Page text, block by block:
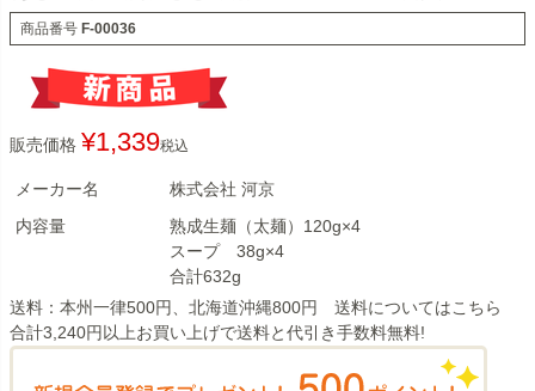
商品番号 F-00036
販売価格 ¥1,339税込
メーカー名
株式会社 河京
内容量
熟成生麺（太麺）120g×4
スープ 38g×4
合計632g
送料：本州一律500円、北海道沖縄800円 送料についてはこちら
合計3,240円以上お買い上げで送料と代引き手数料無料!